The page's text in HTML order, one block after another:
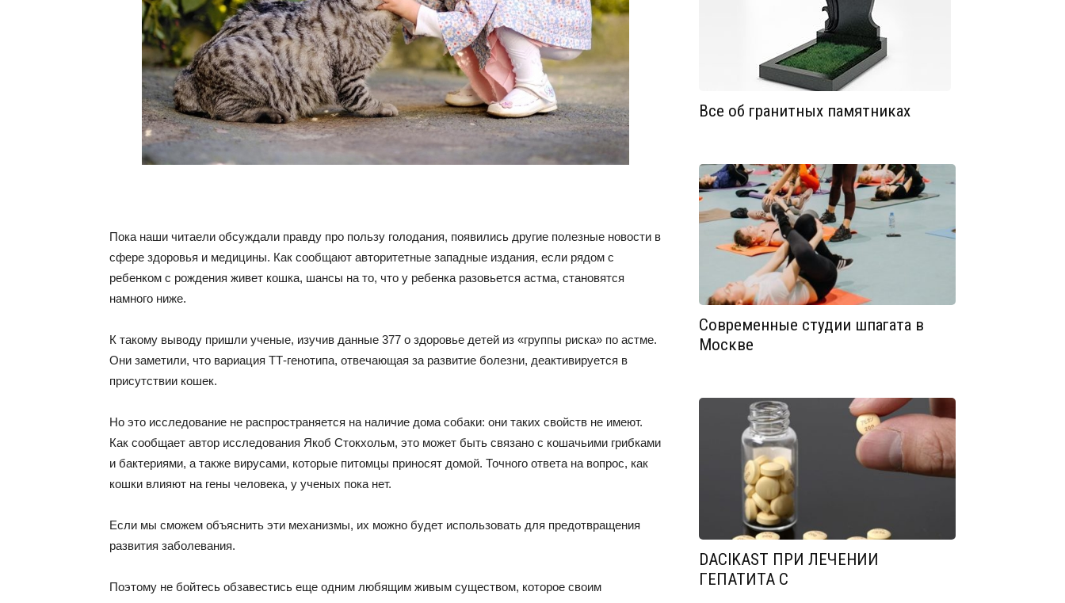
Пока наши читаели обсуждали правду про пользу голодания, появились другие полезные новости в
сфере здоровья и медицины. Как сообщают авторитетные западные издания, если рядом с
ребенком с рождения живет кошка, шансы на то, что у ребенка разовьется астма, становятся
намного ниже.
К такому выводу пришли ученые, изучив данные 377 о здоровье детей из «группы риска» по астме.
Они заметили, что вариация ТТ-генотипа, отвечающая за развитие болезни, деактивируется в
присутствии кошек.
Но это исследование не распространяется на наличие дома собаки: они таких свойств не имеют.
Как сообщает автор исследования Якоб Стокхольм, это может быть связано с кошачьими грибками
и бактериями, а также вирусами, которые питомцы приносят домой. Точного ответа на вопрос, как
кошки влияют на гены человека, у ученых пока нет.
Если мы сможем объяснить эти механизмы, их можно будет использовать для предотвращения
развития заболевания.
Поэтому не бойтесь обзавестись еще одним любящим живым существом, которое своим
Все об гранитных памятниках
Современные студии шпагата в
Москве
DACIKAST ПРИ ЛЕЧЕНИИ
ГЕПАТИТА С